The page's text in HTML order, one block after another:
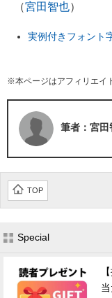
（宮田智也）
実例付きフォント
※本ページはアフィリエイ
筆者：宮田
TOP
Special